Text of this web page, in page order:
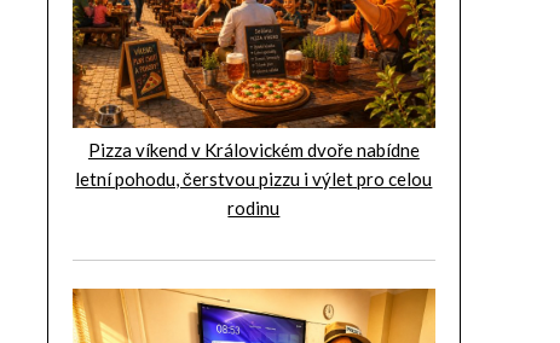
Pizza víkend v Královickém dvoře nabídne
letní pohodu, čerstvou pizzu i výlet pro celou
rodinu